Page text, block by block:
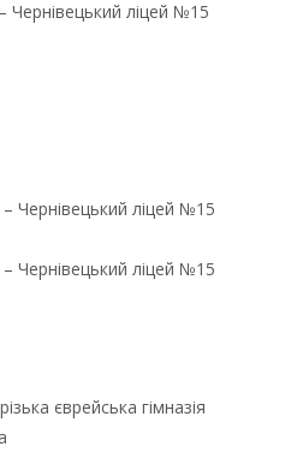
Чернівецький ліцей №15
Чернівецький ліцей №15
Чернівецький ліцей №15
єврейська гімназія